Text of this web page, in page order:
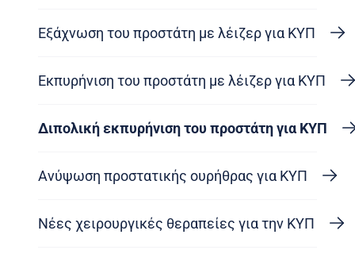
Εξάχνωση του προστάτη με λέιζερ για ΚΥΠ
Εκπυρήνιση του προστάτη με λέιζερ για ΚΥΠ
Διπολική εκπυρήνιση του προστάτη για ΚΥΠ
Ανύψωση προστατικής ουρήθρας για ΚΥΠ
Νέες χειρουργικές θεραπείες για την ΚΥΠ